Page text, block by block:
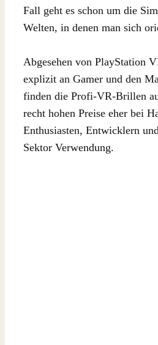
Fall geht es schon um die
Welten, in denen man sich
Abgesehen von PlayStation
explizit an Gamer und den
finden die Profi-VR-Brillen
recht hohen Preise eher bei
Enthusiasten, Entwicklern
Sektor Verwendung.